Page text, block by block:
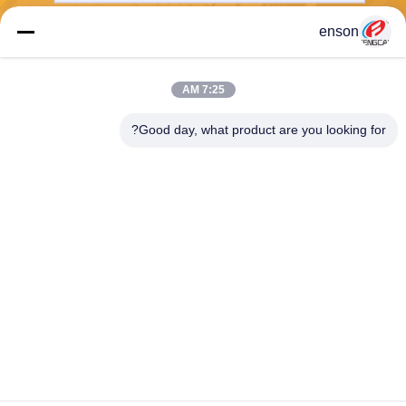
enson
7:25 AM
Good day, what product are you looking for?